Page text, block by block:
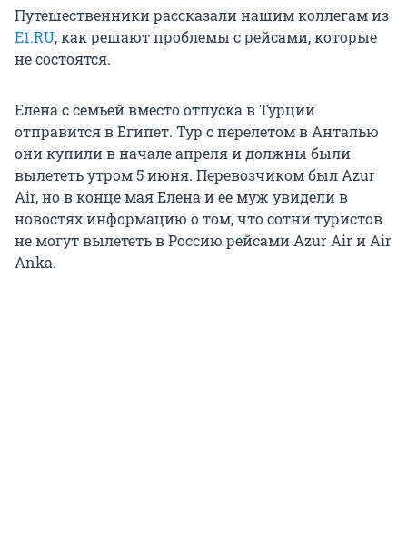
Путешественники рассказали нашим коллегам из
Е1.RU, как решают проблемы с рейсами, которые
не состоятся.
Елена с семьей вместо отпуска в Турции
отправится в Египет. Тур с перелетом в Анталью
они купили в начале апреля и должны были
вылететь утром 5 июня. Перевозчиком был Azur
Air, но в конце мая Елена и ее муж увидели в
новостях информацию о том, что сотни туристов
не могут вылететь в Россию рейсами Azur Air и Air
Anka.